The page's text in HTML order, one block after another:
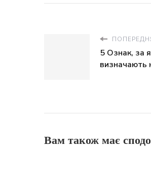
5 Ознак, за
визначають
Вам також має